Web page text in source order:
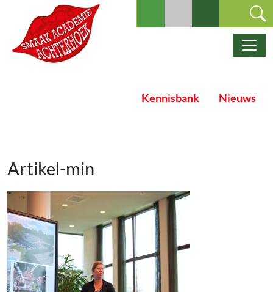
Ga naar de inhoud
Hoofdnavigatie
Kennisbank Nieuws
Artikel-min